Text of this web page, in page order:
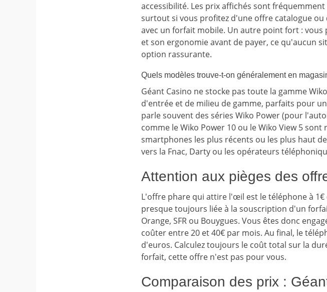
accessibilité. Les prix affichés sont
surtout si vous profitez d'une offre catalogue
avec un forfait mobile. Un autre point fort :
et son ergonomie avant de payer, ce qu'aucun
option rassurante.
Quels modèles trouve-t-on généralement en
Géant Casino ne stocke pas toute la gamme
d'entrée et de milieu de gamme, parfaits pour
parle souvent des séries Wiko Power (pour
comme le Wiko Power 10 ou le Wiko View 5
smartphones les plus récents ou les plus haut
vers la Fnac, Darty ou les opérateurs
Attention aux pièges des
L'offre phare qui attire l'œil est le téléphone à
presque toujours liée à la souscription d'un
Orange, SFR ou Bouygues. Vous êtes donc
coûter entre 20 et 40€ par mois. Au final, le
d'euros. Calculez toujours le coût total sur la
forfait, cette offre n'est pas pour vous.
Comparaison des prix :